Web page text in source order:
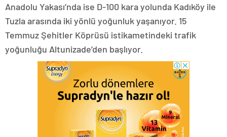
Anadolu Yakası’nda ise D-100 kara yolunda Kadıköy ile
Tuzla arasında iki yönlü yoğunluk yaşanıyor. 15
Temmuz Şehitler Köprüsü istikametindeki trafik
yoğunluğu Altunizade’den başlıyor.